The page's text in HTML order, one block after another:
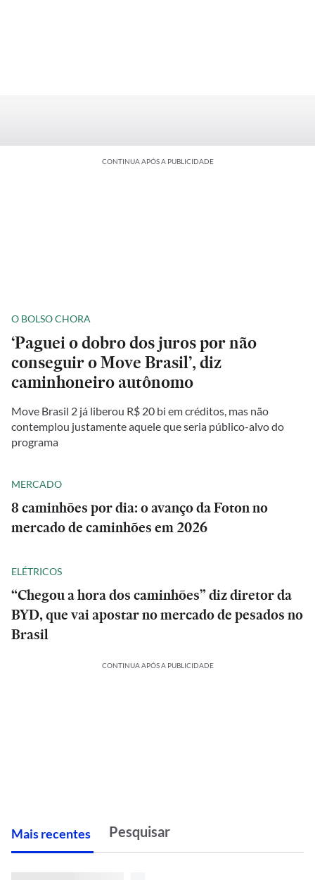
CONTINUA APÓS A PUBLICIDADE
O BOLSO CHORA
‘Paguei o dobro dos juros por não
conseguir o Move Brasil’, diz
caminhoneiro autônomo
Move Brasil 2 já liberou R$ 20 bi em créditos, mas não
contemplou justamente aquele que seria público-alvo do
programa
MERCADO
8 caminhões por dia: o avanço da Foton no
mercado de caminhões em 2026
ELÉTRICOS
“Chegou a hora dos caminhões” diz diretor da
BYD, que vai apostar no mercado de pesados no
Brasil
CONTINUA APÓS A PUBLICIDADE
Mais recentes